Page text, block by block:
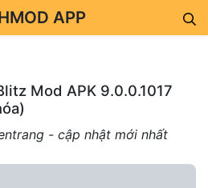
APP
Mod APK 9.0.0.1017
- cập nhật mới nhất